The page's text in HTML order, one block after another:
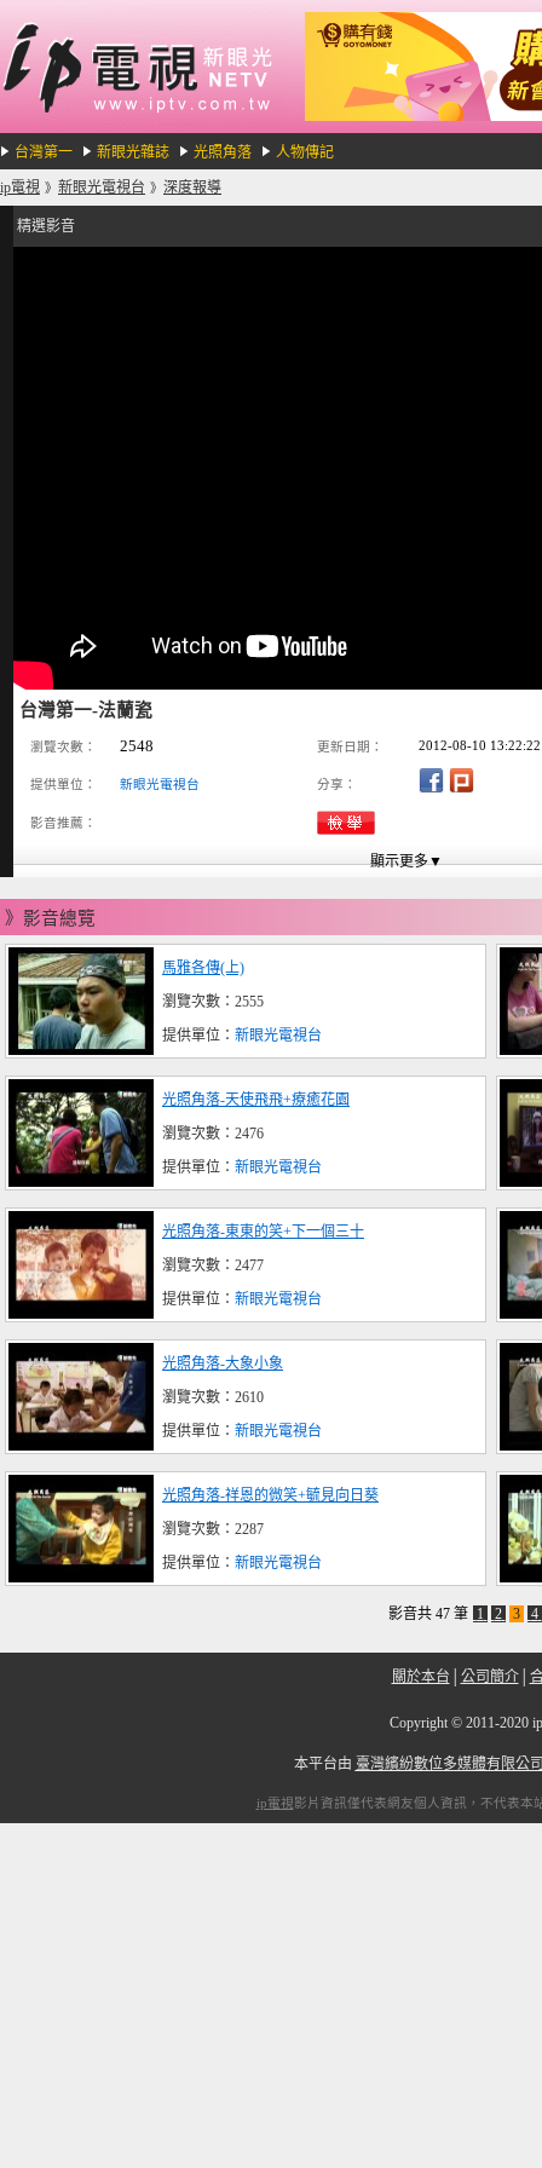
台灣第一 新眼光雜誌 光照角落 人物傳記
ip電視 》 新眼光電視台 》 深度報導
精選影音
台灣第一-法蘭瓷
瀏覽次數： 2548 更新日期： 2012-08-10 13:22:22
提供單位： 新眼光電視台 分享：
影音推薦：
》影音總覽
馬雅各傳(上)
瀏覽次數：2555
提供單位： 新眼光電視台
光照角落-天使飛飛+療癒花園
瀏覽次數：2476
提供單位： 新眼光電視台
光照角落-東東的笑+下一個三十
瀏覽次數：2477
提供單位： 新眼光電視台
光照角落-大象小象
瀏覽次數：2610
提供單位： 新眼光電視台
光照角落-祥恩的微笑+毓見向日葵
瀏覽次數：2287
提供單位： 新眼光電視台
影音共 47 筆 1 2 3 4
關於本台 公司簡介│
Copyright©2011-2020
本平台由 臺灣繽紛數位多媒體有限公
ip電視影片資訊僅代表網友個人資訊，不代表本